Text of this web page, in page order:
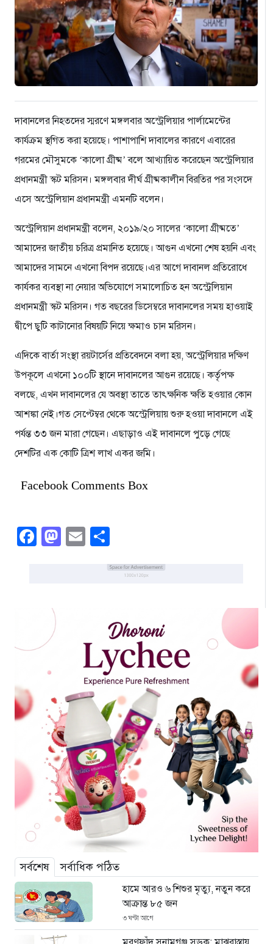
দাবানলের নিহতদের স্মরণে মঙ্গলবার অস্ট্রেলিয়ার পার্লামেন্টের
কার্যক্রম স্থগিত করা হয়েছে। পাশাপাশি দাবালের কারণে এবারের
গরমের মৌসুমকে ‘কালো গ্রীষ্ম’ বলে আখ্যায়িত করেছেন অস্ট্রেলিয়ার
প্রধানমন্ত্রী স্কট মরিসন। মঙ্গলবার দীর্ঘ গ্রীষ্মকালীন বিরতির পর সংসদে
এসে অস্ট্রেলিয়ান প্রধানমন্ত্রী এমনটি বলেন।
অস্ট্রেলিয়ান প্রধানমন্ত্রী বলেন, ২০১৯/২০ সালের ‘কালো গ্রীষ্মতে’
আমাদের জাতীয় চরিত্র প্রমানিত হয়েছে। আগুন এখনো শেষ হয়নি এবং
আমাদের সামনে এখনো বিপদ রয়েছে।এর আগে দাবানল প্রতিরোধে
কার্যকর ব্যবস্থা না নেয়ার অভিযোগে সমালোচিত হন অস্ট্রেলিয়ান
প্রধানমন্ত্রী স্কট মরিসন। গত বছরের ডিসেম্বরে দাবানলের সময় হাওয়াই
দ্বীপে ছুটি কাটানোর বিষয়টি নিয়ে ক্ষমাও চান মরিসন।
এদিকে বার্তা সংস্থা রয়টার্সের প্রতিবেদনে বলা হয়, অস্ট্রেলিয়ার দক্ষিণ
উপকূলে এখনো ১০০টি স্থানে দাবানলের আগুন রয়েছে। কর্তৃপক্ষ
বলছে, এখন দাবানলের যে অবস্থা তাতে তাৎক্ষনিক ক্ষতি হওয়ার কোন
আশঙ্কা নেই।গত সেপ্টেম্বর থেকে অস্ট্রেলিয়ায় শুরু হওয়া দাবানলে এই
পর্যন্ত ৩৩ জন মারা গেছেন। এছাড়াও এই দাবানলে পুড়ে গেছে
দেশটির এক কোটি ত্রিশ লাখ একর জমি।
Facebook Comments Box
Facebook
Mastodon
Email
সর্বশেষ সর্বাধিক পঠিত
হামে আরও ৬ শিশুর মৃত্যু, নতুন করে
আক্রান্ত ৮৫ জন
৩ ঘণ্টা আগে